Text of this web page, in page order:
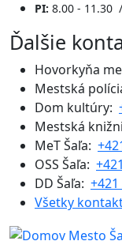
PI: 8.00 - 11.30
Ďalšie
Hovorkyňa
Mestská
Dom kultúry:
Mestská
MeT Šaľa:
OSS Šaľa:
DD Šaľa:
Všetky